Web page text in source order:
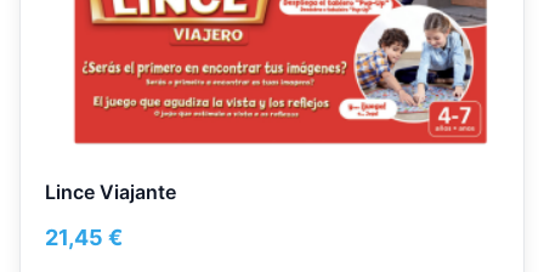
Lince Viajante
21,45 €